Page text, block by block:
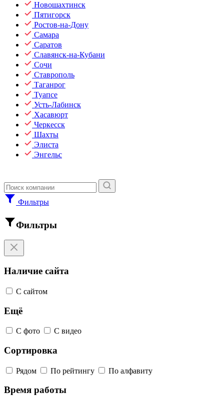
Новошахтинск
Пятигорск
Ростов-на-Дону
Самара
Саратов
Славянск-на-Кубани
Сочи
Ставрополь
Таганрог
Туапсе
Усть-Лабинск
Хасавюрт
Черкесск
Шахты
Элиста
Энгельс
Фильтры
Фильтры
Наличие сайта
С сайтом
Ещё
С фото С видео
Сортировка
Рядом По рейтингу По алфавиту
Время работы